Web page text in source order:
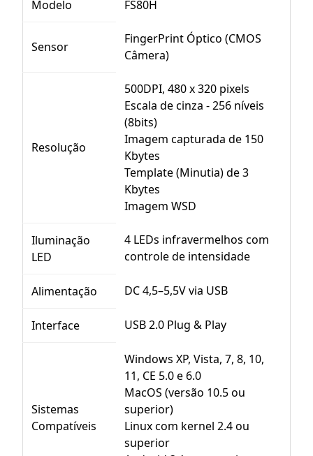
Modelo FS80H
Sensor
FingerPrint Óptico (CMOS
Câmera)
Resolução
500DPI, 480 x 320 pixels
Escala de cinza - 256 níveis
(8bits)
Imagem capturada de 150
Kbytes
Template (Minutia) de 3
Kbytes
Imagem WSD
Iluminação
LED
4 LEDs infravermelhos com
controle de intensidade
Alimentação DC 4,5–5,5V via USB
Interface USB 2.0 Plug & Play
Sistemas
Compatíveis
Windows XP, Vista, 7, 8, 10,
11, CE 5.0 e 6.0
MacOS (versão 10.5 ou
superior)
Linux com kernel 2.4 ou
superior